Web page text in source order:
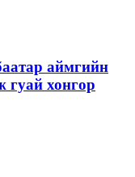
аймгийн
хонгор